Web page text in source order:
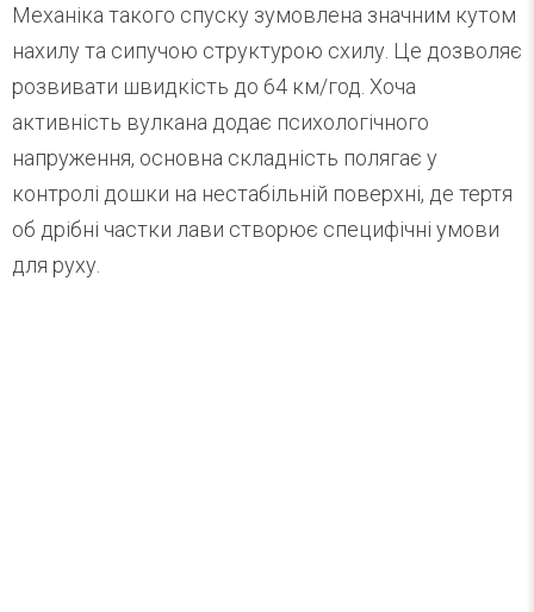
Механіка такого спуску зумовлена значним кутом
нахилу та сипучою структурою схилу. Це дозволяє
розвивати швидкість до 64 км/год. Хоча
активність вулкана додає психологічного
напруження, основна складність полягає у
контролі дошки на нестабільній поверхні, де тертя
об дрібні частки лави створює специфічні умови
для руху.